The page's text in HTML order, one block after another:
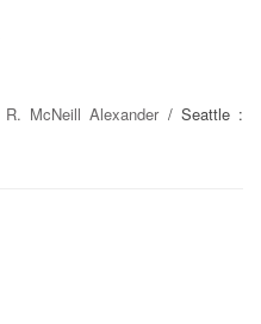
R. McNeill Alexander/ Seattle :